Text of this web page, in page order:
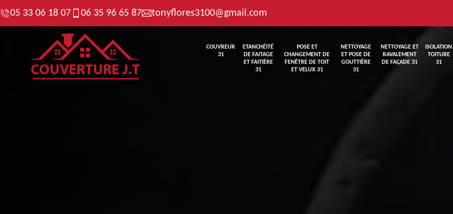
05 33 06 18 07 06 35 96 65 87 tonyflores3100@gmail.com
COUVREUR
31
ETANCHÉITÉ
DE FAITAGE
ET FAITIÈRE
31
POSE ET
CHANGEMENT DE
FENÊTRE DE TOIT
ET VELUX 31
NETTOYAGE
ET POSE DE
GOUTTIÈRE
31
NETTOYAGE ET
RAVALEMENT
DE FAÇADE 31
ISOLATION
TOITURE
31